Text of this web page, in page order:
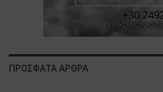
ΠΡΟΣΦΑΤΑ ΑΡΘΡΑ